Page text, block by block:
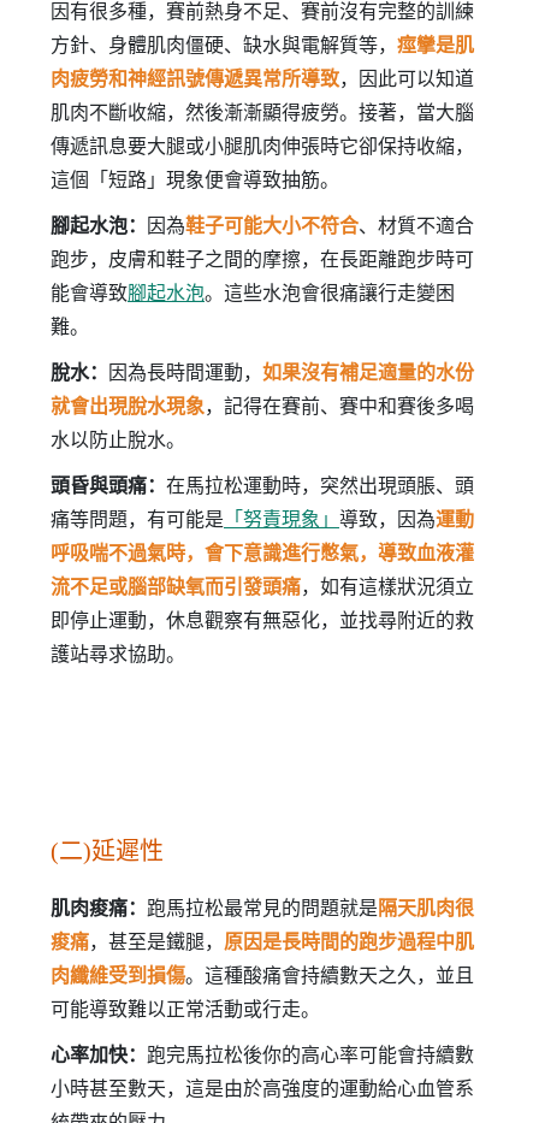
因有很多種，賽前熱身不足、賽前沒有完整的訓練
方針、身體肌肉僵硬、缺水與電解質等， 痙攣是肌
肉疲勞和神經訊號傳遞異常所導致，因此可以知道
肌肉不斷收縮，然後漸漸顯得疲勞。接著，當大腦
傳遞訊息要大腿或小腿肌肉伸張時它卻保持收縮，
這個「短路」現象便會導致抽筋。
腳起水泡： 因為鞋子可能大小不符合、材質不適合
跑步，皮膚和鞋子之間的摩擦，在長距離跑步時可
能會導致腳起水泡。這些水泡會很痛讓行走變困
難。
脫水： 因為長時間運動， 如果沒有補足適量的水份
就會出現脫水現象，記得在賽前、賽中和賽後多喝
水以防止脫水。
頭昏與頭痛： 在馬拉松運動時，突然出現頭脹、頭
痛等問題，有可能是 「努責現象」 導致，因為運動
呼吸喘不過氣時，會下意識進行憋氣，導致血液灌
流不足或腦部缺氧而引發頭痛，如有這樣狀況須立
即停止運動，休息觀察有無惡化，並找尋附近的救
護站尋求協助。
(二)延遲性
肌肉痠痛： 跑馬拉松最常見的問題就是 隔天肌肉很
痠痛，甚至是鐵腿， 原因是長時間的跑步過程中肌
肉纖維受到損傷。這種酸痛會持續數天之久，並且
可能導致難以正常活動或行走。
心率加快： 跑完馬拉松後你的高心率可能會持續數
小時甚至數天，這是由於高強度的運動給心血管系